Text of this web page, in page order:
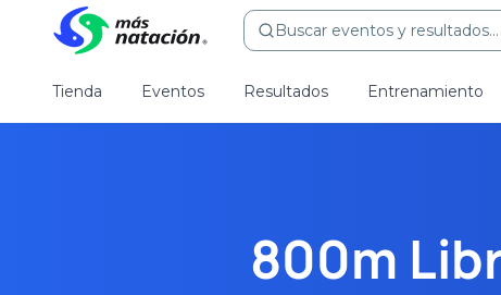
Buscar eventos y resultados...
Tienda Eventos Resultados Entrenamiento
800m